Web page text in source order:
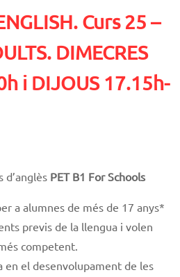
Curs 25 –
DIMECRES
i DIJOUS 17.15h-
d’anglès PET B1 For Schools
a alumnes de més de 17 anys*
previs de la llengua i volen
competent.
en el desenvolupament de les